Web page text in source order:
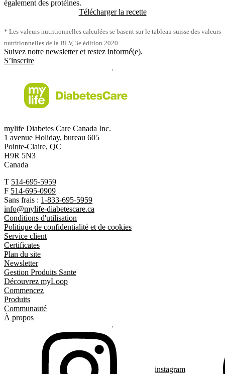
également des protéines.
Télécharger la recette
* Les valeurs nutritionnelles calculées se basent sur le tableau suisse des valeurs
nutritionnelles de la BLV, 3e édition 2020.
Suivez notre newsletter et restez informé(e).
S’inscrire
mylife Diabetes Care Canada Inc.
1 avenue Holiday, bureau 605
Pointe-Claire, QC
H9R 5N3
Canada
T 514-695-5959
F 514-695-0909
Sans frais : 1-833-695-5959
info@mylife-diabetescare.ca
Conditions d'utilisation
Politique de confidentialité et de cookies
Service client
Certificates
Plan du site
Newsletter
Gestion Produits Sante
Découvrez myLoop
Commencez
Produits
Communauté
À propos
instagram